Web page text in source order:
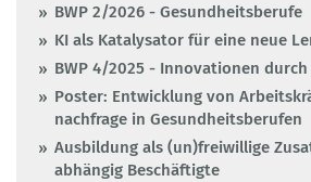
BWP 2/2026 - Gesundheitsberufe
KI als Katalysator für eine neue
BWP 4/2025 - Innovationen durch
Poster: Entwicklung von
nachfrage in Gesundheitsberufen
Ausbildung als (un)freiwillige
abhängig Beschäftigte